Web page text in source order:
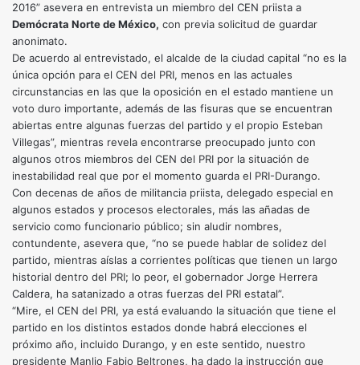
2016” asevera en entrevista un miembro del CEN priista a
Demócrata Norte de México, con previa solicitud de guardar
anonimato.
De acuerdo al entrevistado, el alcalde de la ciudad capital “no es la
única opción para el CEN del PRI, menos en las actuales
circunstancias en las que la oposición en el estado mantiene un
voto duro importante, además de las fisuras que se encuentran
abiertas entre algunas fuerzas del partido y el propio Esteban
Villegas”, mientras revela encontrarse preocupado junto con
algunos otros miembros del CEN del PRI por la situación de
inestabilidad real que por el momento guarda el PRI-Durango.
Con decenas de años de militancia priista, delegado especial en
algunos estados y procesos electorales, más las añadas de
servicio como funcionario público; sin aludir nombres,
contundente, asevera que, “no se puede hablar de solidez del
partido, mientras aíslas a corrientes políticas que tienen un largo
historial dentro del PRI; lo peor, el gobernador Jorge Herrera
Caldera, ha satanizado a otras fuerzas del PRI estatal”.
“Mire, el CEN del PRI, ya está evaluando la situación que tiene el
partido en los distintos estados donde habrá elecciones el
próximo año, incluido Durango, y en este sentido, nuestro
presidente Manlio Fabio Beltrones, ha dado la instrucción que